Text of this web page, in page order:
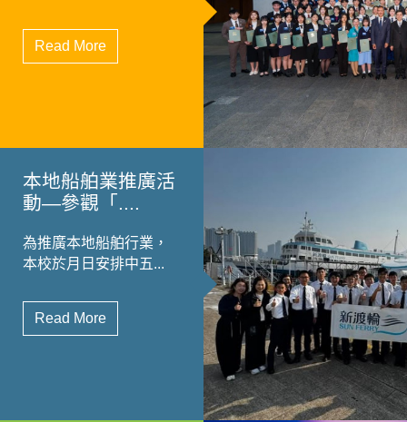
Read More
本地船舶業推廣活
動—參觀「....
為推廣本地船舶行業，
本校於月日安排中五...
Read More